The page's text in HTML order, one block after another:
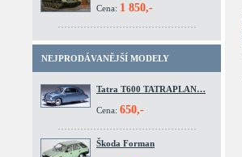
Cena: 1 850,-
NEJPRODÁVANĚJŠÍ MODELY
Tatra T600 TATRAPLAN…
Cena: 650,-
Škoda Forman